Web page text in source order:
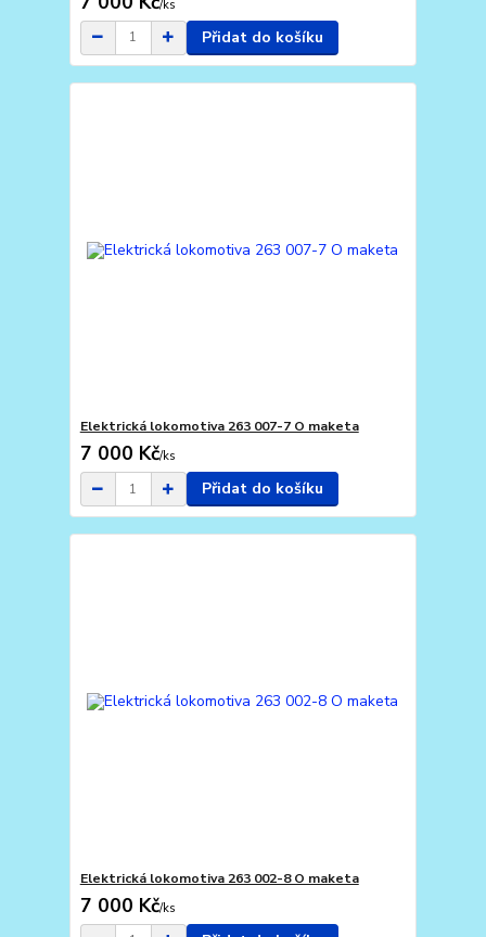
/ks
Přidat do košíku
Elektrická lokomotiva 263 007-7 O maketa
7 000 Kč/ks
Přidat do košíku
Elektrická lokomotiva 263 002-8 O maketa
7 000 Kč/ks